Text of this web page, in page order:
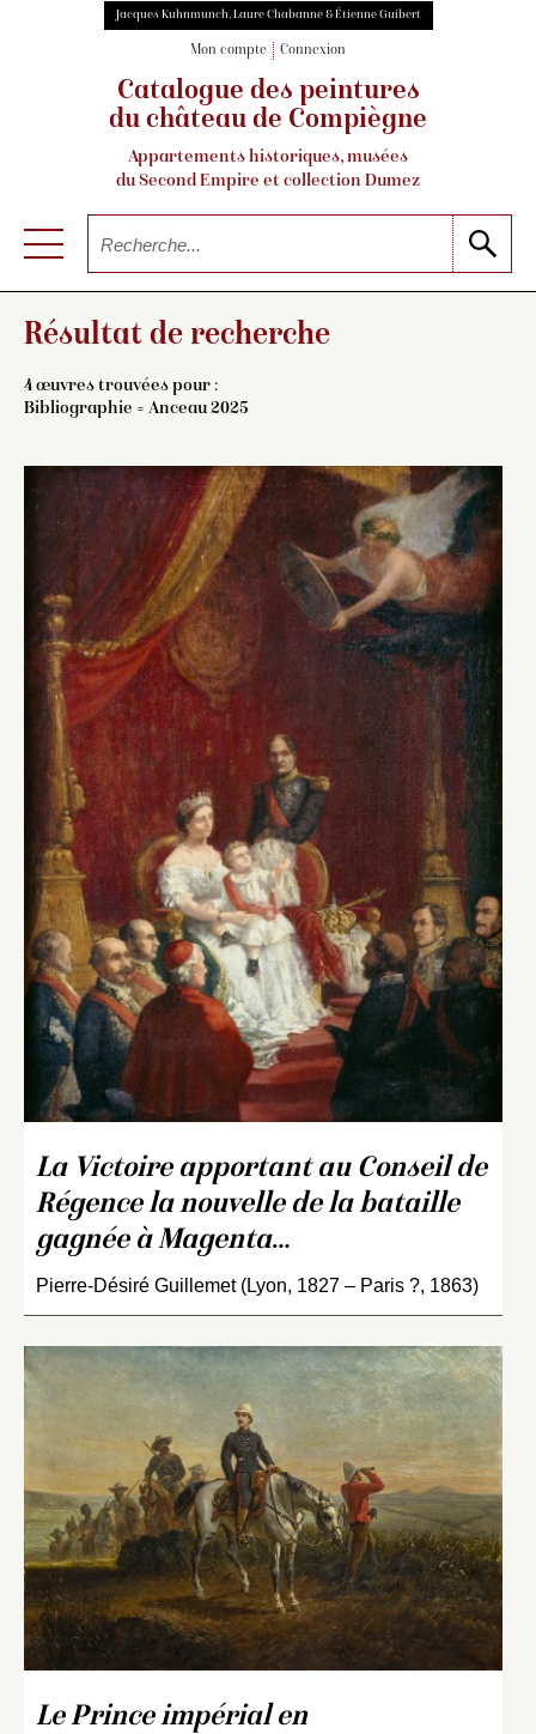
Jacques Kuhnmunch, Laure Chabanne & Étienne Guibert
Mon compte Connexion
Catalogue des peintures
du château de Compiègne
Appartements historiques, musées
du Second Empire et collection Dumez
Résultat de recherche
4 œuvres trouvées pour :
Bibliographie = Anceau 2025
La Victoire apportant au Conseil de
Régence la nouvelle de la bataille
gagnée à Magenta…
Pierre-Désiré Guillemet (Lyon, 1827 – Paris ?, 1863)
Le Prince impérial en